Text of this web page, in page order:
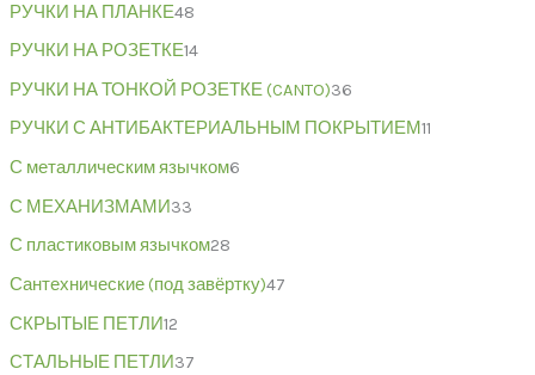
РУЧКИ НА ПЛАНКЕ48
РУЧКИ НА РОЗЕТКЕ14
РУЧКИ НА ТОНКОЙ РОЗЕТКЕ (CANTO)36
РУЧКИ С АНТИБАКТЕРИАЛЬНЫМ ПОКРЫТИЕМ11
С металлическим язычком6
С МЕХАНИЗМАМИ33
С пластиковым язычком28
Сантехнические (под завёртку)47
СКРЫТЫЕ ПЕТЛИ12
СТАЛЬНЫЕ ПЕТЛИ37